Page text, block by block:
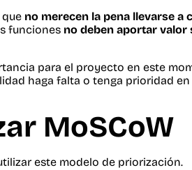
no merecen la pena llevarse a
funciones no deben aportar valor
para el proyecto en este
haga falta o tenga prioridad
MoSCoW
este modelo de priorización.